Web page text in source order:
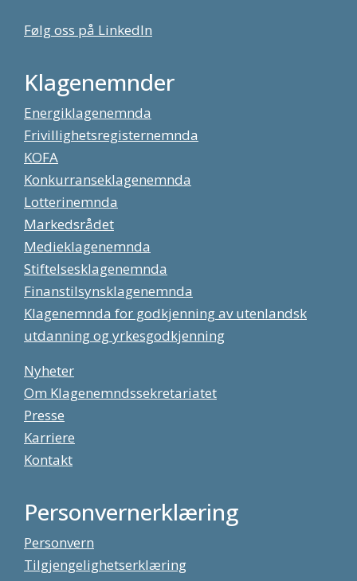
Følg oss på LinkedIn
Klagenemnder
Energiklagenemnda
Frivillighetsregisternemnda
KOFA
Konkurranseklagenemnda
Lotterinemnda
Markedsrådet
Medieklagenemnda
Stiftelsesklagenemnda
Finanstilsynsklagenemnda
Klagenemnda for godkjenning av utenlandsk
utdanning og yrkesgodkjenning
Nyheter
Om Klagenemndssekretariatet
Presse
Karriere
Kontakt
Personvernerklæring
Personvern
Tilgjengelighetserklæring